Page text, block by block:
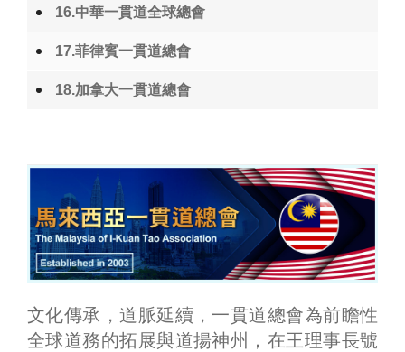
16.中華一貫道全球總會
17.菲律賓一貫道總會
18.加拿大一貫道總會
文化傳承，道脈延續，一貫道總會為前瞻性
全球道務的拓展與道揚神州，在王理事長號